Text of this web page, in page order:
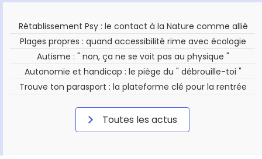
Rétablissement Psy : le contact à la Nature comme allié
Plages propres : quand accessibilité rime avec écologie
Autisme : " non, ça ne se voit pas au physique "
Autonomie et handicap : le piège du " débrouille-toi "
Trouve ton parasport : la plateforme clé pour la rentrée
Toutes les actus